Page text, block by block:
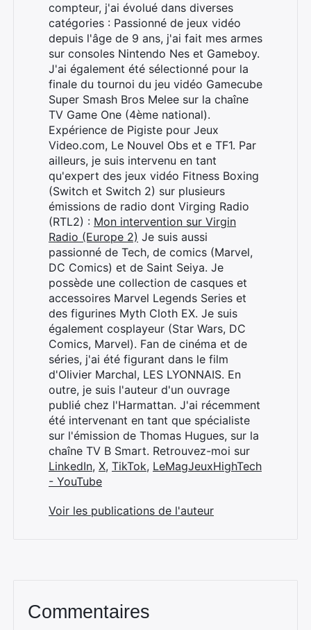
compteur, j'ai évolué dans diverses
catégories : Passionné de jeux vidéo
depuis l'âge de 9 ans, j'ai fait mes armes
sur consoles Nintendo Nes et Gameboy.
J'ai également été sélectionné pour la
finale du tournoi du jeu vidéo Gamecube
Super Smash Bros Melee sur la chaîne
TV Game One (4ème national).
Expérience de Pigiste pour Jeux
Video.com, Le Nouvel Obs et e TF1. Par
ailleurs, je suis intervenu en tant
qu'expert des jeux vidéo Fitness Boxing
(Switch et Switch 2) sur plusieurs
émissions de radio dont Virging Radio
(RTL2) : Mon intervention sur Virgin
Radio (Europe 2) Je suis aussi
passionné de Tech, de comics (Marvel,
DC Comics) et de Saint Seiya. Je
possède une collection de casques et
accessoires Marvel Legends Series et
des figurines Myth Cloth EX. Je suis
également cosplayeur (Star Wars, DC
Comics, Marvel). Fan de cinéma et de
séries, j'ai été figurant dans le film
d'Olivier Marchal, LES LYONNAIS. En
outre, je suis l'auteur d'un ouvrage
publié chez l'Harmattan. J'ai récemment
été intervenant en tant que spécialiste
sur l'émission de Thomas Hugues, sur la
chaîne TV B Smart. Retrouvez-moi sur
LinkedIn, X, TikTok, LeMagJeuxHighTech
- YouTube
Voir les publications de l'auteur
Commentaires
Rechercher
: